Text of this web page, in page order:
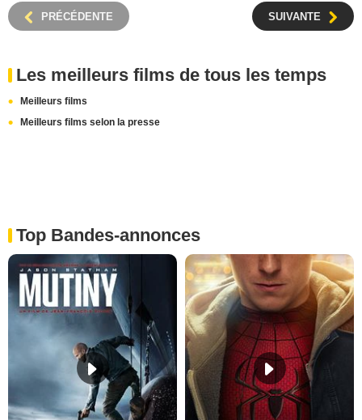
PRÉCÉDENTE SUIVANTE
Les meilleurs films de tous les temps
Meilleurs films
Meilleurs films selon la presse
Top Bandes-annonces